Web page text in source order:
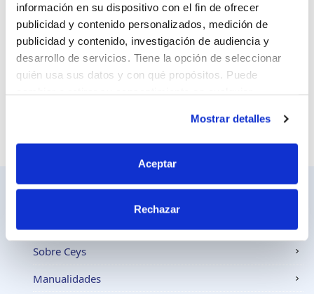
información en su dispositivo con el fin de ofrecer
publicidad y contenido personalizados, medición de
publicidad y contenido, investigación de audiencia y
desarrollo de servicios. Tiene la opción de seleccionar
quién usa sus datos y con qué propósitos. Puede
Si lo permite, también quisiéramos:
Identificar su dispositivo analizándolo activamente
para buscar características específicas (huellas
digitales)
Obtenga más información sobre cómo se procesan sus
Mostrar detalles
Aceptar
Rechazar
Sitio web
Ceys
Sobre Ceys
Manualidades